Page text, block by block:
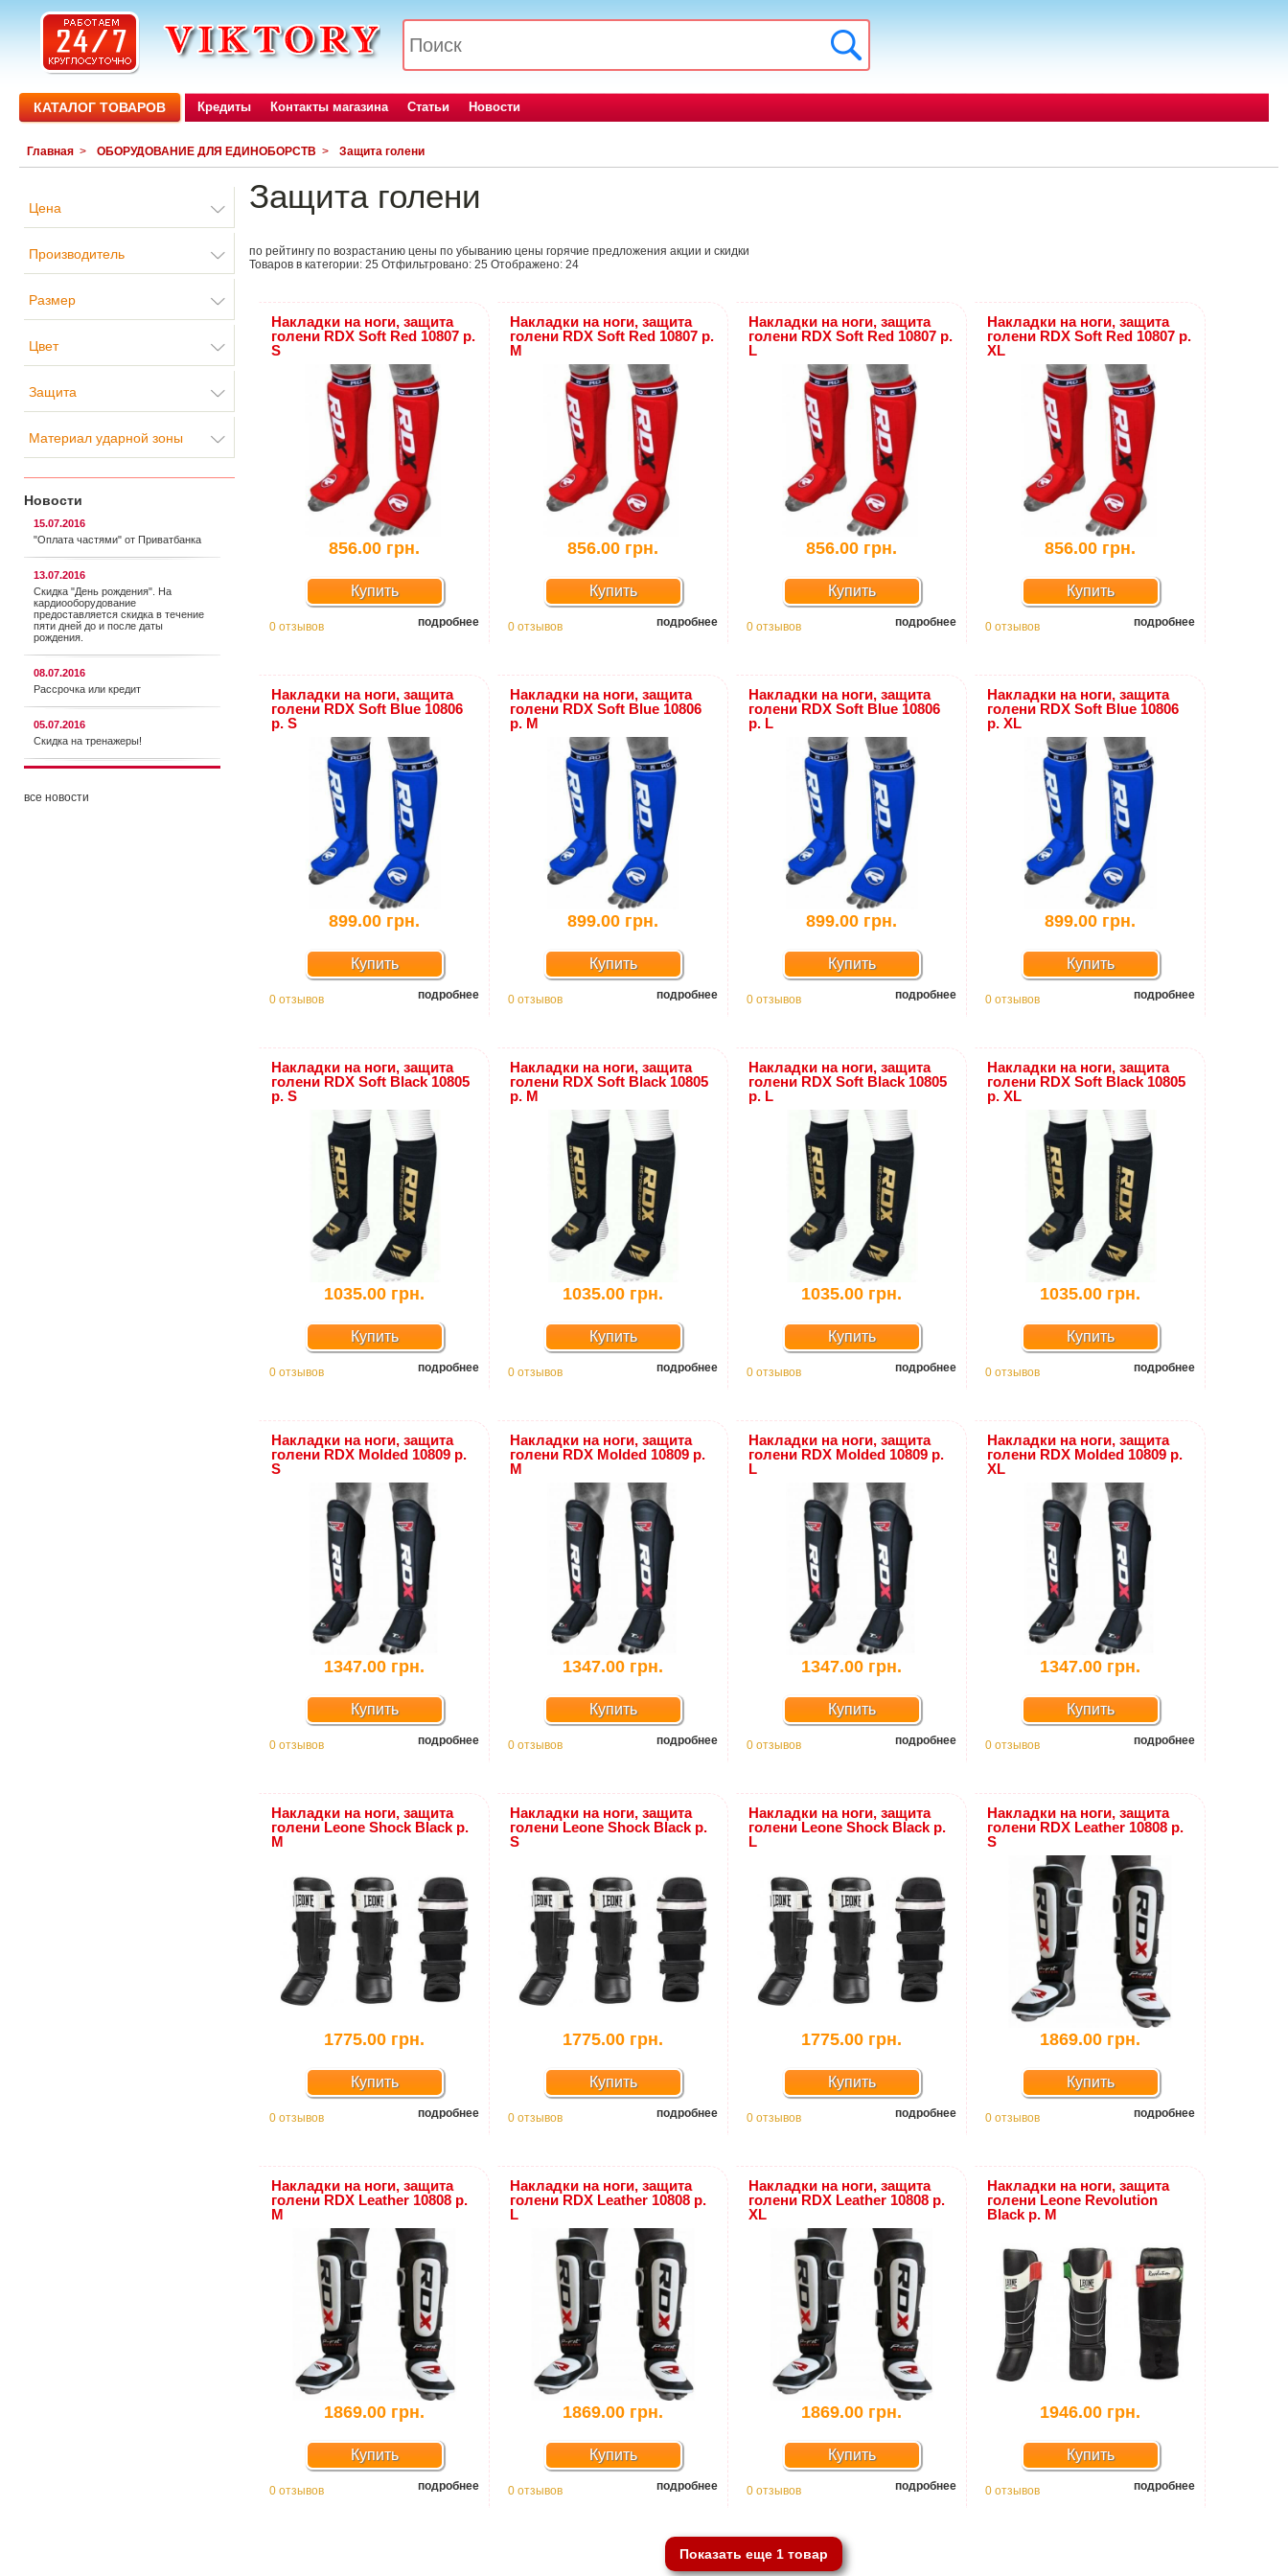
КАТАЛОГ ТОВАРОВ Кредиты Контакты магазина Статьи Новости
Главная > ОБОРУДОВАНИЕ ДЛЯ ЕДИНОБОРСТВ > Защита голени
Цена
Производитель
Размер
Цвет
Защита
Материал ударной зоны
Новости
15.07.2016
"Оплата частями" от Приватбанка
13.07.2016
Скидка "День рождения". На
кардиооборудование
предоставляется cкидка в течение
пяти дней до и после даты
рождения.
08.07.2016
Рассрочка или кредит
05.07.2016
Скидка на тренажеры!
все новости
Защита голени
по рейтингу по возрастанию цены по убыванию цены горячие предложения акции и скидки
Товаров в категории:25 Отфильтровано:25 Отображено:24
Накладки на ноги, защита
голени RDX Soft Red 10807 р.
S
856.00 грн.
Купить
0 отзывов подробнее
Накладки на ноги, защита
голени RDX Soft Red 10807 р.
M
856.00 грн.
Купить
0 отзывов подробнее
Накладки на ноги, защита
голени RDX Soft Red 10807 р.
L
856.00 грн.
Купить
0 отзывов подробнее
Накладки на ноги, защита
голени RDX Soft Red 10807 р.
XL
856.00 грн.
Купить
0 отзывов подробнее
Накладки на ноги, защита
голени RDX Soft Blue 10806
р. S
899.00 грн.
Купить
0 отзывов подробнее
Накладки на ноги, защита
голени RDX Soft Blue 10806
р. M
899.00 грн.
Купить
0 отзывов подробнее
Накладки на ноги, защита
голени RDX Soft Blue 10806
р. L
899.00 грн.
Купить
0 отзывов подробнее
Накладки на ноги, защита
голени RDX Soft Blue 10806
р. XL
899.00 грн.
Купить
0 отзывов подробнее
Накладки на ноги, защита
голени RDX Soft Black 10805
р. S
1035.00 грн.
Купить
0 отзывов подробнее
Накладки на ноги, защита
голени RDX Soft Black 10805
р. M
1035.00 грн.
Купить
0 отзывов подробнее
Накладки на ноги, защита
голени RDX Soft Black 10805
р. L
1035.00 грн.
Купить
0 отзывов подробнее
Накладки на ноги, защита
голени RDX Soft Black 10805
р. XL
1035.00 грн.
Купить
0 отзывов подробнее
Накладки на ноги, защита
голени RDX Molded 10809 р.
S
1347.00 грн.
Купить
0 отзывов подробнее
Накладки на ноги, защита
голени RDX Molded 10809 р.
M
1347.00 грн.
Купить
0 отзывов подробнее
Накладки на ноги, защита
голени RDX Molded 10809 р.
L
1347.00 грн.
Купить
0 отзывов подробнее
Накладки на ноги, защита
голени RDX Molded 10809 р.
XL
1347.00 грн.
Купить
0 отзывов подробнее
Накладки на ноги, защита
голени Leone Shock Black р.
M
1775.00 грн.
Купить
0 отзывов подробнее
Накладки на ноги, защита
голени Leone Shock Black р.
S
1775.00 грн.
Купить
0 отзывов подробнее
Накладки на ноги, защита
голени Leone Shock Black р.
L
1775.00 грн.
Купить
0 отзывов подробнее
Накладки на ноги, защита
голени RDX Leather 10808 р.
S
1869.00 грн.
Купить
0 отзывов подробнее
Накладки на ноги, защита
голени RDX Leather 10808 р.
M
1869.00 грн.
Купить
0 отзывов подробнее
Накладки на ноги, защита
голени RDX Leather 10808 р.
L
1869.00 грн.
Купить
0 отзывов подробнее
Накладки на ноги, защита
голени RDX Leather 10808 р.
XL
1869.00 грн.
Купить
0 отзывов подробнее
Накладки на ноги, защита
голени Leone Revolution
Black р. M
1946.00 грн.
Купить
0 отзывов подробнее
Показать еще 1 товар